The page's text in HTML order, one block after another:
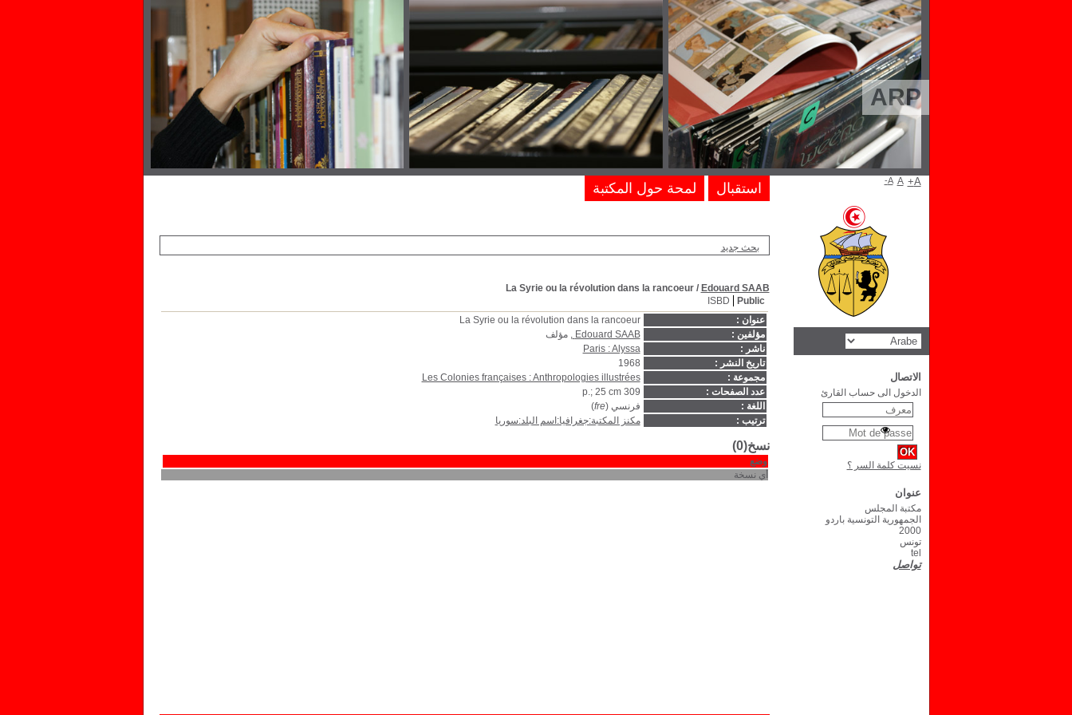
ARP
بحث جديد
La Syrie ou la révolution dans la rancoeur/ Edouard SAAB
Public
ISBD
عنوان :
La Syrie ou la révolution dans la rancoeur
مؤلفين :
Edouard SAAB , مؤلف
ناشر :
Paris : Alyssa
تاريخ النشر :
1968
مجموعة :
Les Colonies françaises : Anthropologies illustrées
عدد الصفحات :
309 p.; 25 cm
اللغة :
فرنسي (fre
)
ترتيب :
مكنز المكتبة:جغرافيا:اسم البلد:سوريا
نسخ(0)
وضع
أي نسخة
استقبال لمحة حول المكتبة A- A A+
الاتصال
الدخول الى حساب القارئ
نسيت كلمة السر ؟
عنوان
مكتبة المجلس
الجمهورية التونسية باردو
2000
تونس
tel
تواصل